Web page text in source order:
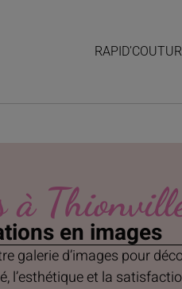
à
en images
galerie d’images pour
l’esthétique et la